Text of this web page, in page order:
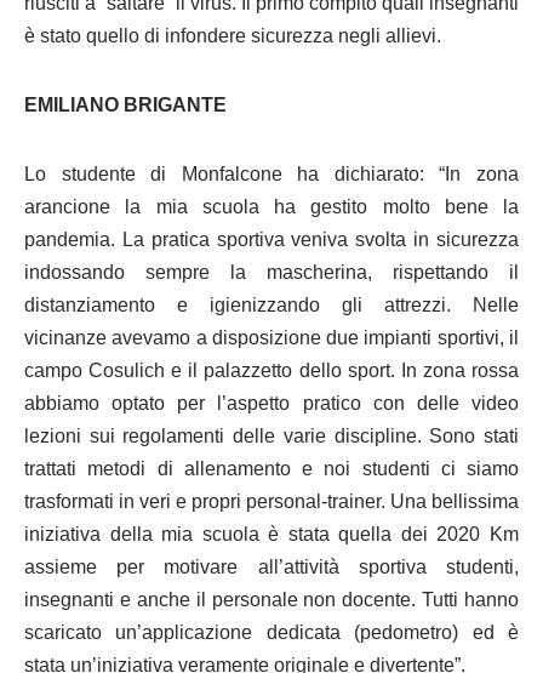
è stato quello di infondere sicurezza negli allievi.
EMILIANO BRIGANTE
Lo studente di Monfalcone ha dichiarato: “In zona
arancione la mia scuola ha gestito molto bene la
pandemia. La pratica sportiva veniva svolta in sicurezza
indossando sempre la mascherina, rispettando il
distanziamento e igienizzando gli attrezzi. Nelle
vicinanze avevamo a disposizione due impianti sportivi, il
campo Cosulich e il palazzetto dello sport. In zona rossa
abbiamo optato per l’aspetto pratico con delle video
lezioni sui regolamenti delle varie discipline. Sono stati
trattati metodi di allenamento e noi studenti ci siamo
trasformati in veri e propri personal-trainer. Una bellissima
iniziativa della mia scuola è stata quella dei 2020 Km
assieme per motivare all’attività sportiva studenti,
insegnanti e anche il personale non docente. Tutti hanno
scaricato un’applicazione dedicata (pedometro) ed è
stata un’iniziativa veramente originale e divertente”.